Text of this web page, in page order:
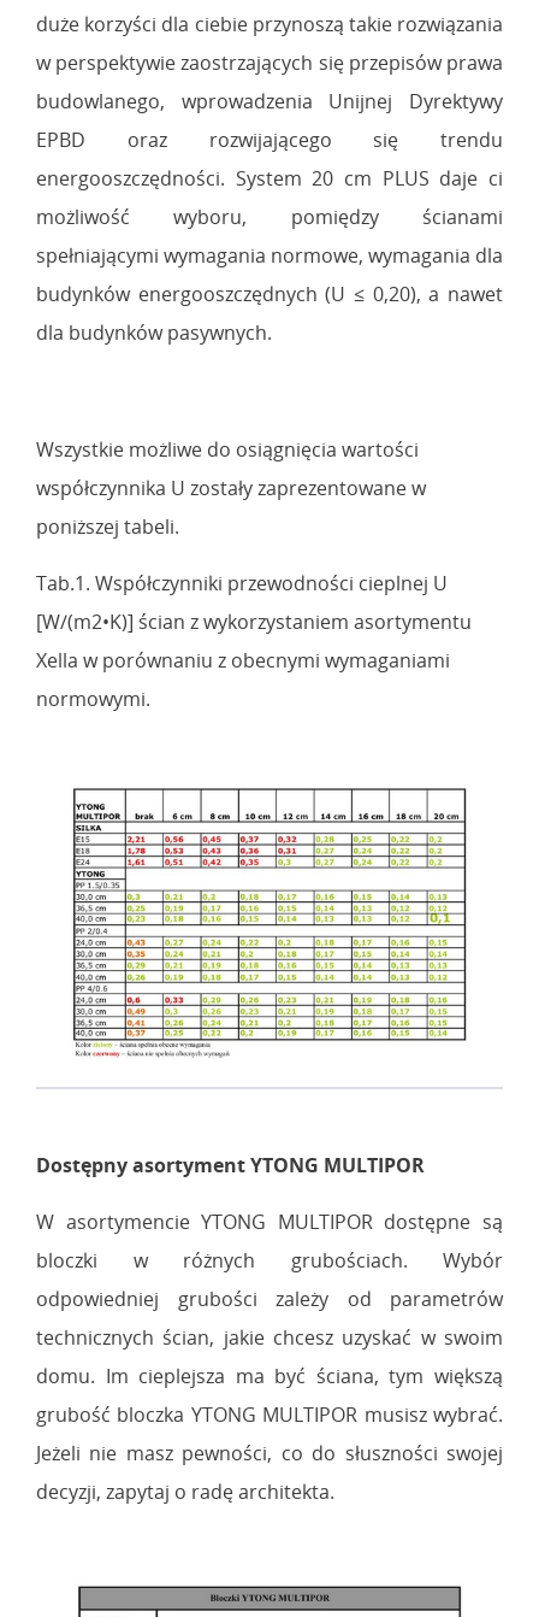
duże korzyści dla ciebie przynoszą takie rozwiązania
w perspektywie zaostrzających się przepisów prawa
budowlanego, wprowadzenia Unijnej Dyrektywy
EPBD oraz rozwijającego się trendu
energooszczędności. System 20 cm PLUS daje ci
możliwość wyboru, pomiędzy ścianami
spełniającymi wymagania normowe, wymagania dla
budynków energooszczędnych (U ≤ 0,20), a nawet
dla budynków pasywnych.
Wszystkie możliwe do osiągnięcia wartości
współczynnika U zostały zaprezentowane w
poniższej tabeli.
Tab.1. Współczynniki przewodności cieplnej U
[W/(m2•K)] ścian z wykorzystaniem asortymentu
Xella w porównaniu z obecnymi wymaganiami
normowymi.
Dostępny asortyment YTONG MULTIPOR
W asortymencie YTONG MULTIPOR dostępne są
bloczki w różnych grubościach. Wybór
odpowiedniej grubości zależy od parametrów
technicznych ścian, jakie chcesz uzyskać w swoim
domu. Im cieplejsza ma być ściana, tym większą
grubość bloczka YTONG MULTIPOR musisz wybrać.
Jeżeli nie masz pewności, co do słuszności swojej
decyzji, zapytaj o radę architekta.